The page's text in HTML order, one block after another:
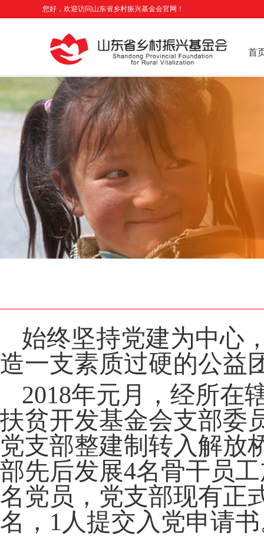
您好，欢迎访问山东省乡村振兴基金会官网！
首
始终坚持党建为中心
造一支素质过硬的公益
2018年元月，经所在
扶贫开发基金会支部委
党支部整建制转入解放
部先后发展4名骨干员
名党员， 党支部现有正
名，1 人提交入党申请书